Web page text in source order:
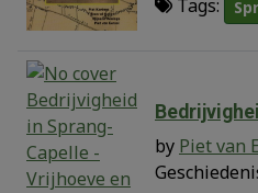
Tags:
by Piet van